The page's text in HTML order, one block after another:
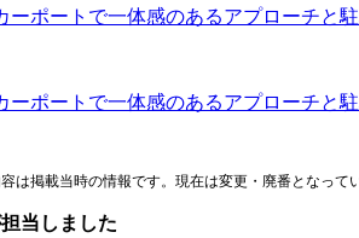
は掲載当時の情報です。現在は変更・廃番となって
当しました